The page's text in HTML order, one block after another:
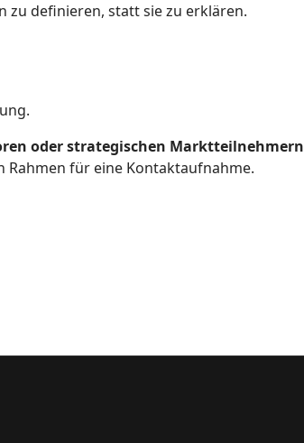
zu definieren, statt sie zu erklären.
oder strategischen Marktteilnehmern
Rahmen für eine Kontaktaufnahme.